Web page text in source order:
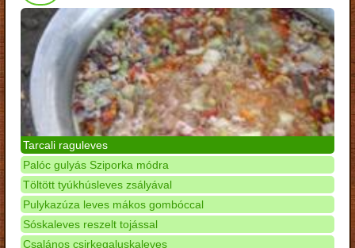
Tarcali raguleves
Palóc gulyás Sziporka módra
Töltött tyúkhúsleves zsályával
Pulykazúza leves mákos gombóccal
Sóskaleves reszelt tojással
Csalános csirkegaluskaleves